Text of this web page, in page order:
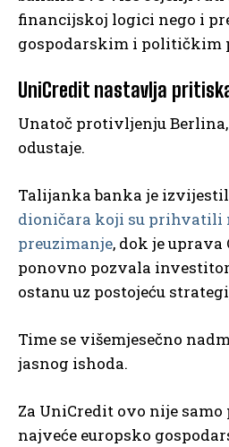
financijskoj logici nego i
gospodarskim i političkim
UniCredit nastavlja
Unatoč protivljenju
odustaje.
Talijanka banka je
dioničara koji su prihvatili
preuzimanje, dok je uprava
ponovno pozvala
ostanu uz postojeću
Time se višemjesečno
jasnog ishoda.
Za UniCredit ovo nije
najveće europsko